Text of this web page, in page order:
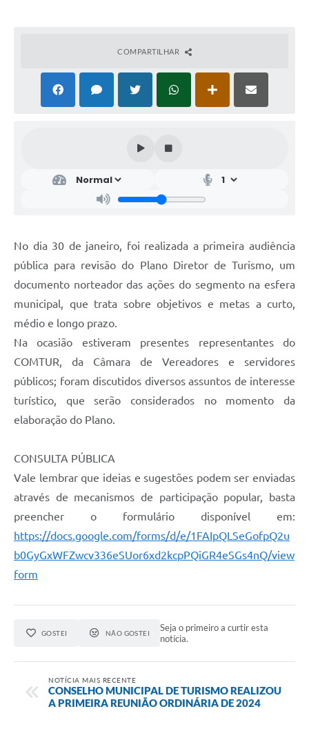
COMPARTILHAR
No dia 30 de janeiro, foi realizada a primeira audiência
pública para revisão do Plano Diretor de Turismo, um
documento norteador das ações do segmento na esfera
municipal, que trata sobre objetivos e metas a curto,
médio e longo prazo.
Na ocasião estiveram presentes representantes do
COMTUR, da Câmara de Vereadores e servidores
públicos; foram discutidos diversos assuntos de interesse
turístico, que serão considerados no momento da
elaboração do Plano.
CONSULTA PÚBLICA
Vale lembrar que ideias e sugestões podem ser enviadas
através de mecanismos de participação popular, basta
preencher o formulário disponível em:
https://docs.google.com/forms/d/e/1FAIpQLSeGofpQ2u
b0GyGxWFZwcv336eSUor6xd2kcpPQiGR4eSGs4nQ/view
form
GOSTEI NÃO GOSTEI
Seja o primeiro a curtir esta
notícia.
NOTÍCIA MAIS RECENTE
CONSELHO MUNICIPAL DE TURISMO REALIZOU
A PRIMEIRA REUNIÃO ORDINÁRIA DE 2024